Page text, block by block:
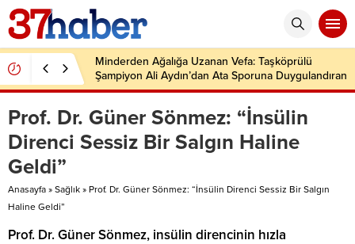
Minderden Ağalığa Uzanan Vefa: Taşköprülü
Şampiyon Ali Aydın’dan Ata Sporuna Duygulandıran
Dönüş
Prof. Dr. Güner Sönmez: “İnsülin
Direnci Sessiz Bir Salgın Haline
Geldi”
Anasayfa » Sağlık » Prof. Dr. Güner Sönmez: “İnsülin Direnci Sessiz Bir Salgın
Haline Geldi”
Prof. Dr. Güner Sönmez, insülin direncinin hızla